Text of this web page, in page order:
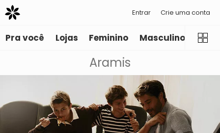
Entrar Crie uma conta
Pra você Lojas Feminino Masculino
Aramis